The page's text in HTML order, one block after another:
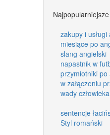
zakupy i usługi
miesiące po
slang angielski
napastnik w
przymiotniki po
w załączeniu
wady
sentencje
Styl romański